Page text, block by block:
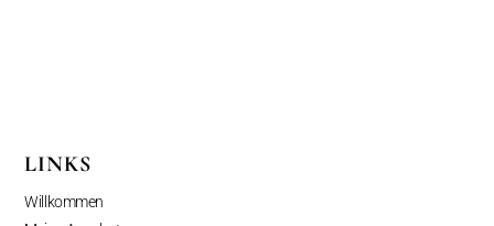
LINKS
Willkommen